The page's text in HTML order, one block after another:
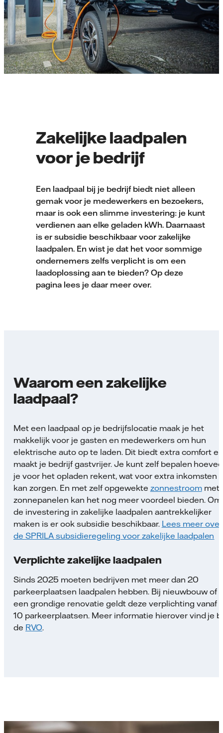
Zakelijke laadpalen
voor je bedrijf
Een laadpaal bij je bedrijf biedt niet alleen
gemak voor je medewerkers en bezoekers,
maar is ook een slimme investering: je kunt
verdienen aan elke geladen kWh. Daarnaast
is er subsidie beschikbaar voor zakelijke
laadpalen. En wist je dat het voor sommige
ondernemers zelfs verplicht is om een
laadoplossing aan te bieden? Op deze
pagina lees je daar meer over.
Waarom een zakelijke
laadpaal?
Met een laadpaal op je bedrijfslocatie maak je het
makkelijk voor je gasten en medewerkers om hun
elektrische auto op te laden. Dit biedt extra comfort
maakt je bedrijf gastvrijer. Je kunt zelf bepalen
je voor het opladen rekent, wat voor extra inkomsten
kan zorgen. En met zelf opgewekte zonnestroommet
zonnepanelen kan het nog meer voordeel bieden. Om
de investering in zakelijke laadpalen aantrekkelijker
maken is er ook subsidie beschikbaar. Lees meer over
de SPRILA subsidieregeling voor zakelijke laadpalen
Verplichte zakelijke laadpalen
Sinds 2025 moeten bedrijven met meer dan 20
parkeerplaatsen laadpalen hebben. Bij nieuwbouw of
een grondige renovatie geldt deze verplichting vanaf
10 parkeerplaatsen. Meer informatie hierover vind je
de RVO.